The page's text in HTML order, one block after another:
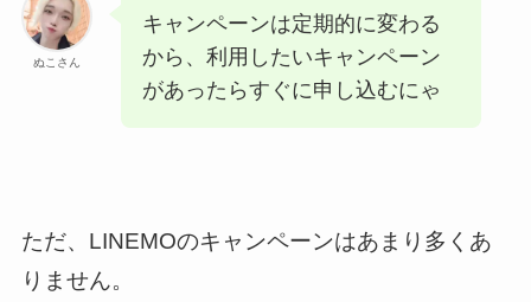
ぬこさん
キャンペーンは定期的に変わる
から、利用したいキャンペーン
があったらすぐに申し込むにゃ
ただ、LINEMOのキャンペーンはあまり多くあ
りません。